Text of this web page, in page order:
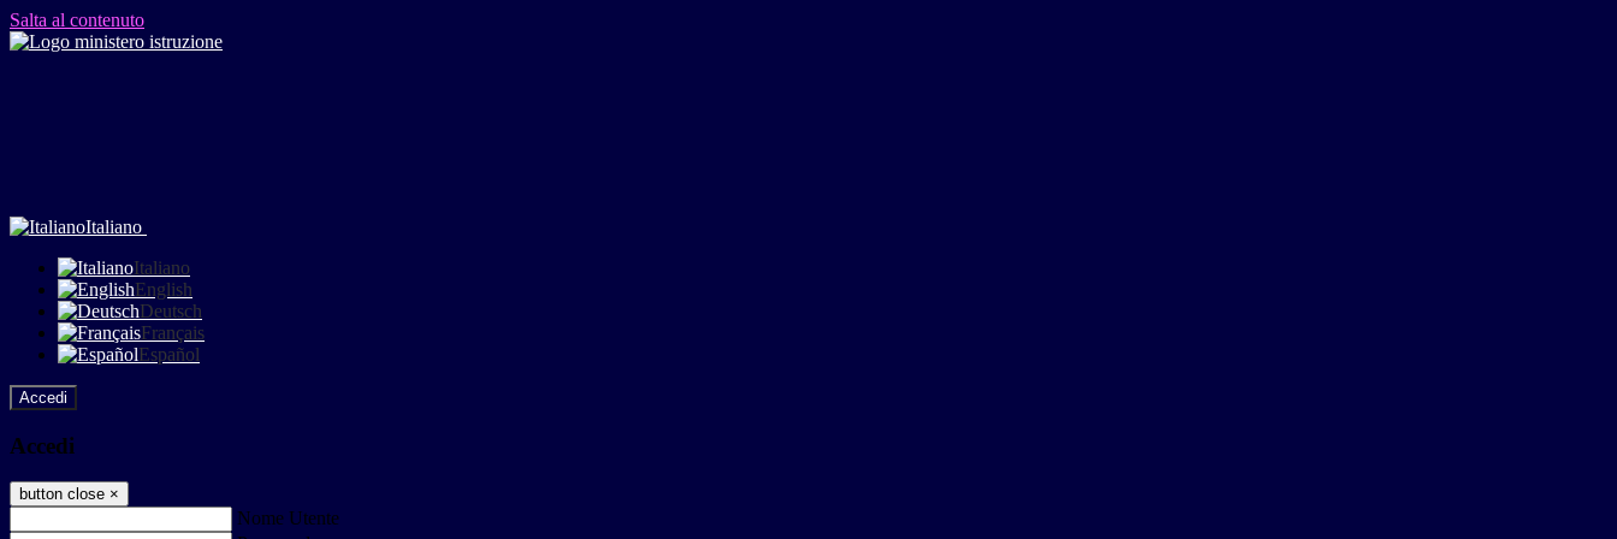
Salta al contenuto
Italiano
Italiano
English
Deutsch
Français
Español
Accedi
Accedi
button close ×
Nome Utente